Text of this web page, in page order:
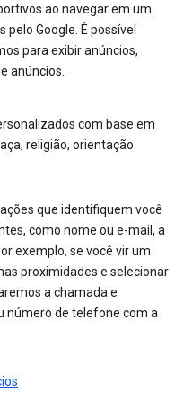
ao navegar em um
Google. É possível
para exibir anúncios,
anúncios.
com base em
religião, orientação
que identifiquem você
como nome ou e-mail, a
exemplo, se você vir um
proximidades e selecionar
a chamada e
número de telefone com a